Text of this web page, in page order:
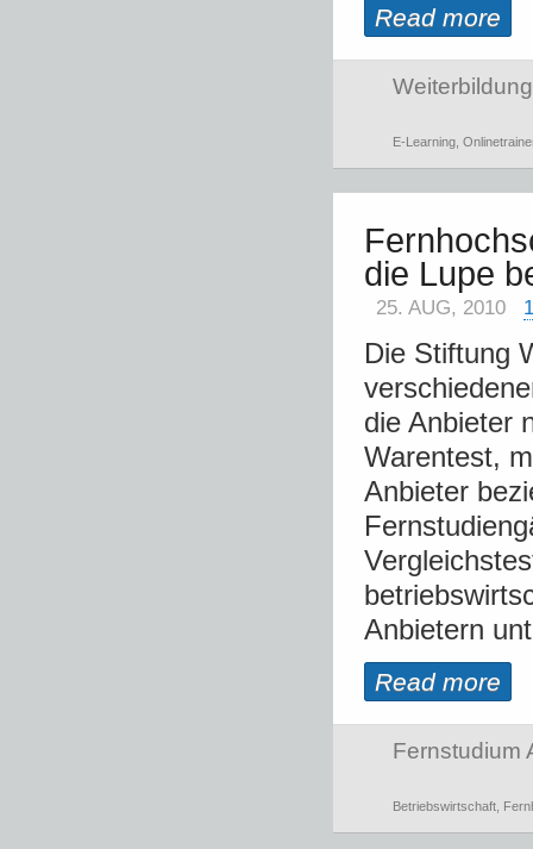
Read more
Weiterbildung
E-Learning
die Lupe
25. AUG, 2010
Die Stiftung
die Anbieter
Warentest,
Anbieter
Anbietern
Read more
Fernstudium
Betriebswirtschaft